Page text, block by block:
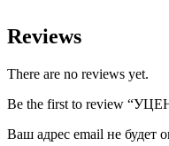
Reviews
There are no reviews yet.
Be the first to review
Ваш адрес email не будет